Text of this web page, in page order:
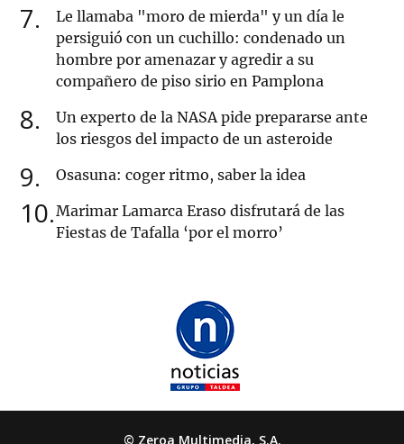
7
Le llamaba "moro de mierda" y un día le
persiguió con un cuchillo: condenado un
hombre por amenazar y agredir a su
compañero de piso sirio en Pamplona
8
Un experto de la NASA pide prepararse ante
los riesgos del impacto de un asteroide
9 Osasuna: coger ritmo, saber la idea
10 Marimar Lamarca Eraso disfrutará de las
Fiestas de Tafalla ‘por el morro’
© Zeroa Multimedia, S.A.